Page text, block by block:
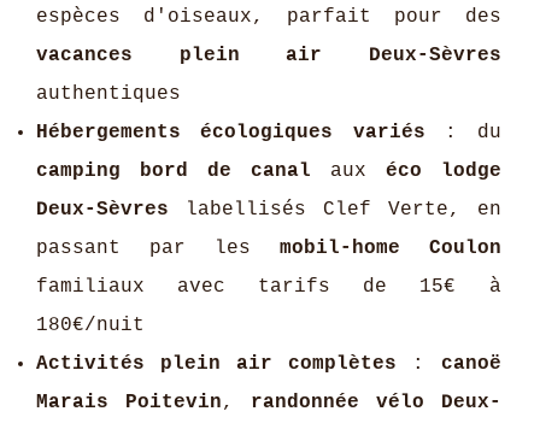
espèces d'oiseaux, parfait pour des
vacances plein air Deux-Sèvres
authentiques
Hébergements écologiques variés : du
camping bord de canal aux éco lodge
Deux-Sèvres labellisés Clef Verte, en
passant par les mobil-home Coulon
familiaux avec tarifs de 15€ à
180€/nuit
Activités plein air complètes : canoë
Marais Poitevin, randonnée vélo Deux-